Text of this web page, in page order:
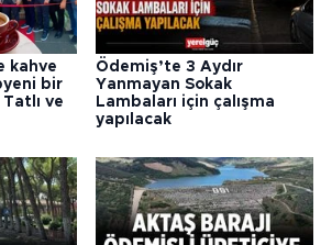
kahve
bir
ve
Ödemiş’te 3 Aydır
Yanmayan Sokak
Lambaları için çalışma
yapılacak